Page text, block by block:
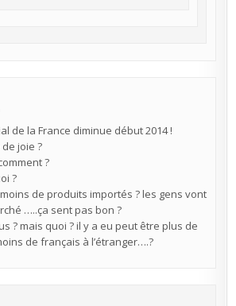
de la France diminue début 2014 !
joie ?
?
?
de produits importés ? les gens vont
…..ça sent pas bon ?
? mais quoi ? il y a eu peut être plus de
de français à l’étranger….?